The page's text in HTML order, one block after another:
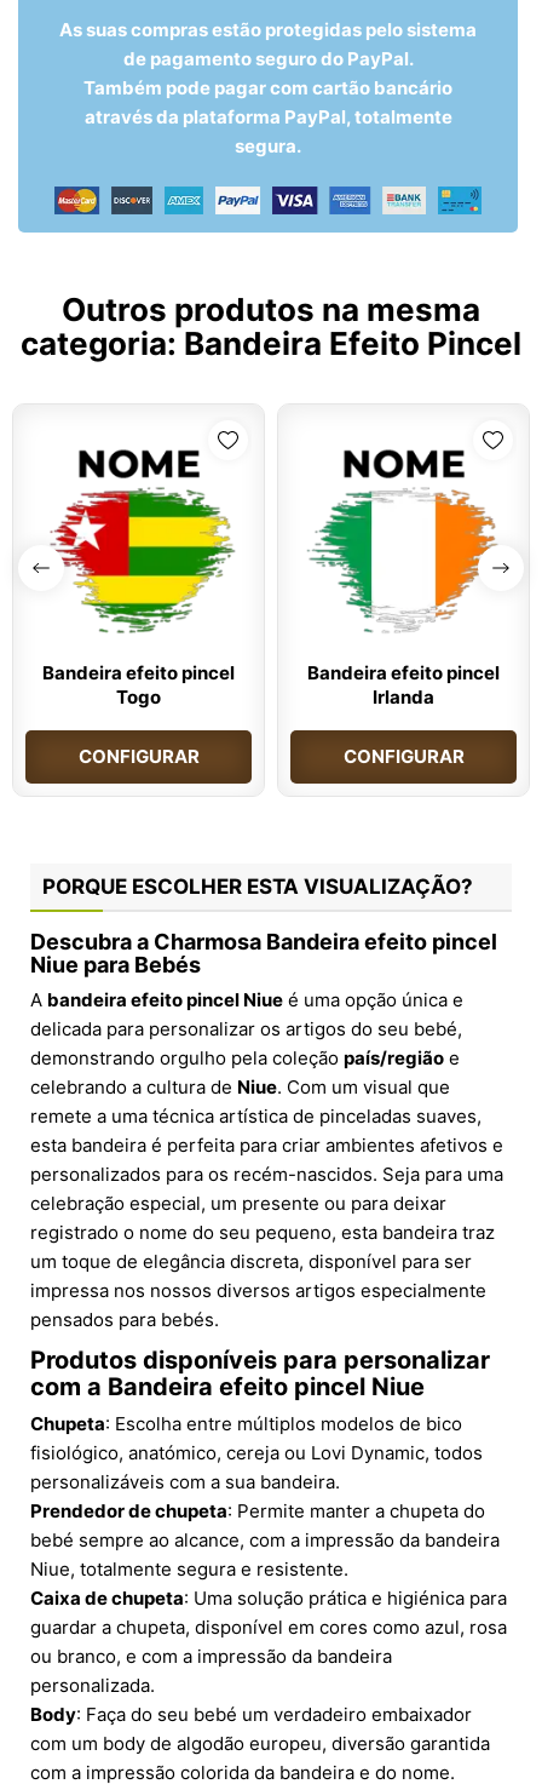
As suas compras estão protegidas pelo sistema
de pagamento seguro do PayPal.
Também pode pagar com cartão bancário
através da plataforma PayPal, totalmente
segura.
Outros produtos na mesma
categoria: Bandeira Efeito Pincel
Bandeira efeito pincel
Togo
CONFIGURAR
Bandeira efeito pincel
Irlanda
CONFIGURAR
PORQUE ESCOLHER ESTA VISUALIZAÇÃO?
Descubra a Charmosa Bandeira efeito pincel
Niue para Bebés
A bandeira efeito pincel Niue é uma opção única e
delicada para personalizar os artigos do seu bebé,
demonstrando orgulho pela coleção país/região e
celebrando a cultura de Niue. Com um visual que
remete a uma técnica artística de pinceladas suaves,
esta bandeira é perfeita para criar ambientes afetivos e
personalizados para os recém-nascidos. Seja para uma
celebração especial, um presente ou para deixar
registrado o nome do seu pequeno, esta bandeira traz
um toque de elegância discreta, disponível para ser
impressa nos nossos diversos artigos especialmente
pensados para bebés.
Produtos disponíveis para personalizar
com a Bandeira efeito pincel Niue
Chupeta: Escolha entre múltiplos modelos de bico
fisiológico, anatómico, cereja ou Lovi Dynamic, todos
personalizáveis com a sua bandeira.
Prendedor de chupeta: Permite manter a chupeta do
bebé sempre ao alcance, com a impressão da bandeira
Niue, totalmente segura e resistente.
Caixa de chupeta: Uma solução prática e higiénica para
guardar a chupeta, disponível em cores como azul, rosa
ou branco, e com a impressão da bandeira
personalizada.
Body: Faça do seu bebé um verdadeiro embaixador
com um body de algodão europeu, diversão garantida
com a impressão colorida da bandeira e do nome.